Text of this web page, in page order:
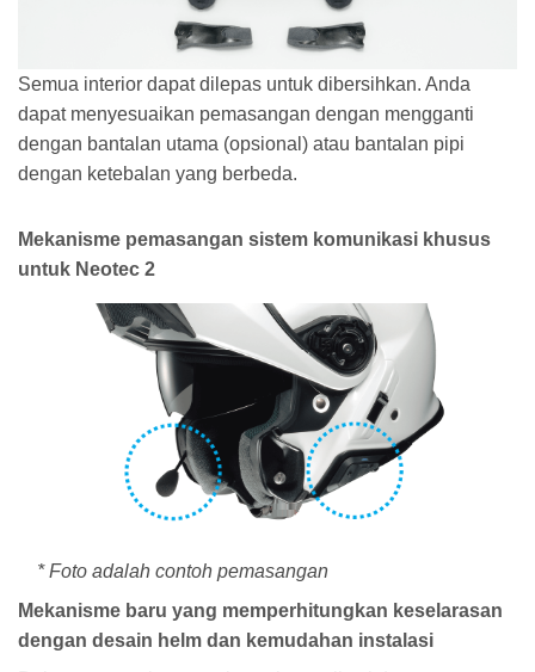
Semua interior dapat dilepas untuk dibersihkan. Anda
dapat menyesuaikan pemasangan dengan mengganti
dengan bantalan utama (opsional) atau bantalan pipi
dengan ketebalan yang berbeda.
Mekanisme pemasangan sistem komunikasi khusus
untuk Neotec 2
* Foto adalah contoh pemasangan
Mekanisme baru yang memperhitungkan keselarasan
dengan desain helm dan kemudahan instalasi